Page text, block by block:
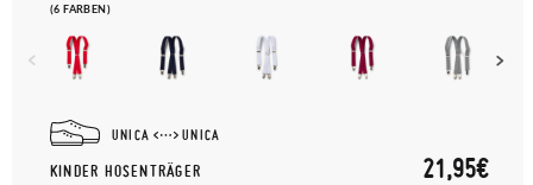
(6 FARBEN)
UNICA UNICA
KINDER HOSENTRÄGER 21,95€